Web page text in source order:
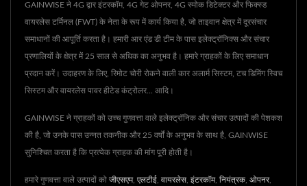
GAINWISE ने 4G द्वार इंटरकॉम, 4G गेट ओपनर, 4G स्मोक डिटेक्टर और फिक्स्ड
वायरलेस टर्मिनल (FWT) के नेता के रूप में कार्य किया है, जो ताइवान क्षेत्र में दूरसंचार
समाधानों की आपूर्ति करता है। हमारी आर एंड डी टीम के पास इलेक्ट्रॉनिक्स और संचार
प्रणालियों के क्षेत्र में 25 साल से अधिक का अनुभव है। हमारे ग्राहकों के लिए समाधान
प्रदान करें। उदाहरण के लिए, रिमोट चोरी रोकने वाली कार अलार्म सिस्टम, टच डिमिंग स्विच
सिस्टम और वायरलेस पावर हीटेड कंट्रोलर... आदि।
GAINWISE ने ग्राहकों को उच्च गुणवत्ता वाले इलेक्ट्रॉनिक और संचार उत्पादों की पेशकश
की है, जो उनके पास उन्नत तकनीक और 25 वर्षों के अनुभव के साथ है, GAINWISE
सुनिश्चित करता है कि प्रत्येक ग्राहक की मांग पूरी होती है।
हमारे गुणवत्ता वाले उत्पादों को जीएसएम, एलटीई वायरलेस इंटरकॉम, नियंत्रक ओपनर,